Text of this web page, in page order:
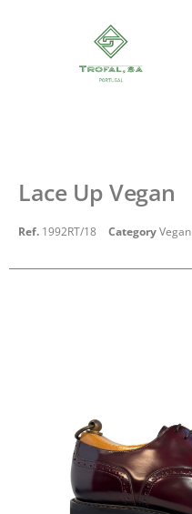
Lace Up Vegan
Ref. 1992RT/18 CategoryVegan